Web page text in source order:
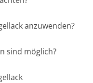
anzuwenden?
sind möglich?